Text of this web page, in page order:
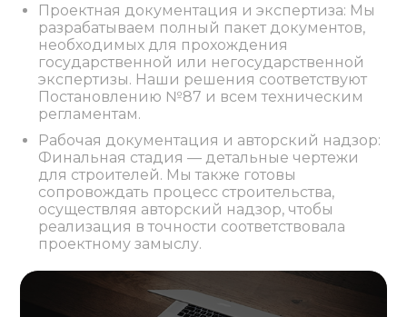
Проектная документация и экспертиза: Мы
разрабатываем полный пакет документов,
необходимых для прохождения
государственной или негосударственной
экспертизы. Наши решения соответствуют
Постановлению №87 и всем техническим
регламентам.
Рабочая документация и авторский надзор:
Финальная стадия — детальные чертежи
для строителей. Мы также готовы
сопровождать процесс строительства,
осуществляя авторский надзор, чтобы
реализация в точности соответствовала
проектному замыслу.